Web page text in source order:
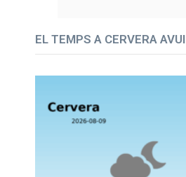
EL TEMPS A CERVERA AVUI